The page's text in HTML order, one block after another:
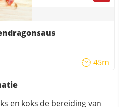
45m
en koks de bereiding van